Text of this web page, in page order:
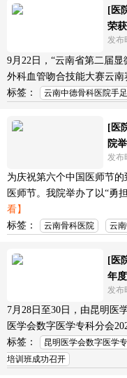
[医
荣
等奖
发布
9月22日，“云南省第二届
外科血管吻合技能大赛云南
标签：
云南中德骨科医院手
[医
院
师
发布
为庆祝第六个中国医师节
医师节。我院举办了以“勇
看】
标签：
云南骨科医院 云
[医
年
功
发布
7月28日至30日，由昆明医
医学会数字医学专科分会
标签：
昆明医学会数字医学
培训班成功召开